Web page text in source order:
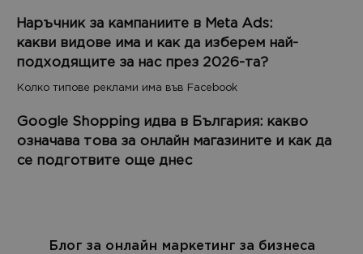
Наръчник за кампаниите в Meta Ads:
какви видове има и как да изберем най-
подходящите за нас през 2026-та?
Колко типове реклами има във Facebook
Google Shopping идва в България: какво
означава това за онлайн магазините и как да
се подготвите още днес
Блог за онлайн маркетинг за бизнеса